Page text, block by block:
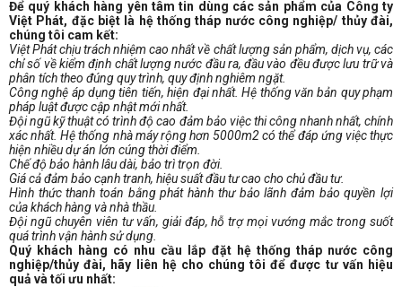
Để quý khách hàng yên tâm tin dùng các sản phẩm của Công ty
Việt Phát, đặc biệt là hệ thống tháp nước công nghiệp/ thủy đài,
chúng tôi cam kết:
Việt Phát chịu trách nhiệm cao nhất về chất lượng sản phẩm, dịch vụ, các
chỉ số về kiểm định chất lượng nước đầu ra, đầu vào đều được lưu trữ và
phân tích theo đúng quy trình, quy định nghiêm ngặt.
Công nghệ áp dụng tiên tiến, hiện đại nhất. Hệ thống văn bản quy phạm
pháp luật được cập nhật mới nhất.
Đội ngũ kỹ thuật có trình độ cao đảm bảo việc thi công nhanh nhất, chính
xác nhất. Hệ thống nhà máy rộng hơn 5000m2 có thể đáp ứng việc thực
hiện nhiều dự án lớn cúng thời điểm.
Chế độ bảo hành lâu dài, bảo trì trọn đời.
Giá cả đảm bảo cạnh tranh, hiệu suất đầu tư cao cho chủ đầu tư.
Hình thức thanh toán bằng phát hành thư bảo lãnh đảm bảo quyền lợi
của khách hàng và nhà thầu.
Đội ngũ chuyên viên tư vấn, giải đáp, hỗ trợ mọi vướng mắc trong suốt
quá trình vận hành sử dụng.
Quý khách hàng có nhu cầu lắp đặt hệ thống tháp nước công
nghiệp/thủy đài, hãy liên hệ cho chúng tôi để được tư vấn hiệu
quả và tối ưu nhất: